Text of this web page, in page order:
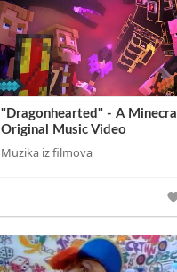
"Dragonhearted" - A
Original Music Video
Muzika iz filmova